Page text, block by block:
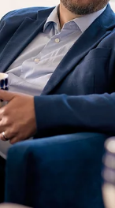
1 min lesing
Kristian - ny
Vi er glade for å
konsulent i NIS Norge Kristian har en solid og